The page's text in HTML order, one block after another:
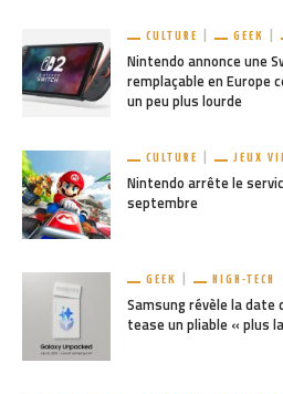
CULTURE GEEK
Nintendo annonce une
remplaçable en Europe
un peu plus lourde
CULTURE JEUX
Nintendo arrête le
septembre
GEEK HIGH-TECH
Samsung révèle la date
tease un pliable « plus